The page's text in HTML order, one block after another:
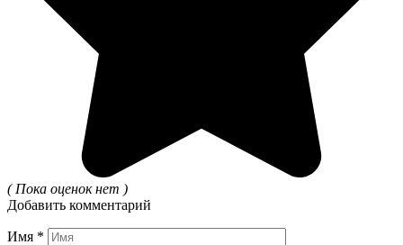
( Пока оценок нет )
Добавить комментарий
Имя *